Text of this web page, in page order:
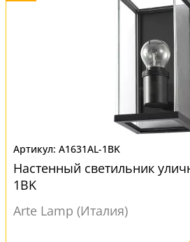
A1631AL-1BK
Настенный светильник
1BK
Arte Lamp (Италия)